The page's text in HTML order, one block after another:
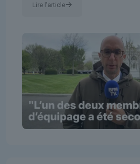
Lire l'article